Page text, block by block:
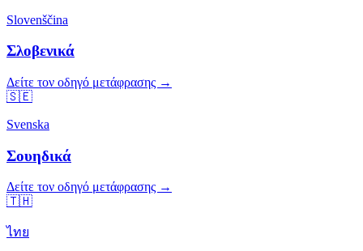
Slovenščina
Σλοβενικά
Δείτε τον οδηγό μετάφρασης →
🇸🇪
Svenska
Σουηδικά
Δείτε τον οδηγό μετάφρασης →
🇹🇭
ไทย